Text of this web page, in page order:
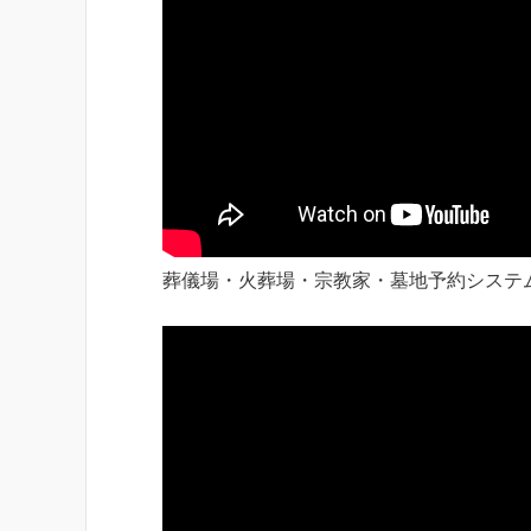
葬儀場・火葬場・宗教家・墓地予約システ